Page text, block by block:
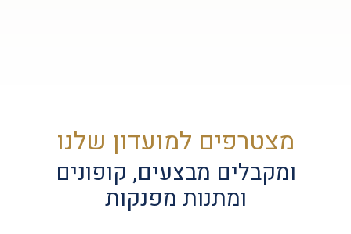
מצטרפים למועדון שלנו
ומקבלים מבצעים, קופונים
ומתנות מפנקות